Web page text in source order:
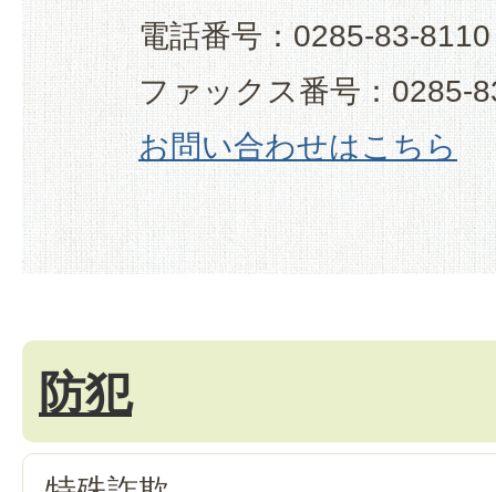
電話番号：0285-83-8110
ファックス番号：0285-
お問い合わせはこちら
防犯